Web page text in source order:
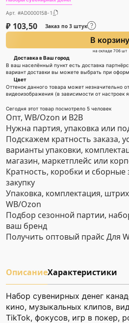
Арт. #AD0000158-1
₽ 103,50 Заказ по 3 штук
В корзину
на складе 706 шт
Доставка в Ваш город
В ваш населённый пункт есть доставка
вариант доставки вы можете выбрать при
Цвет
Оттенок данного товара может незначительно
видеоизображения (в зависимости от настроек
Сегодня этот товар посмотрело 5 человек
Опт, WB/Ozon и B2B
Нужна партия, упаковка или
Подскажем кратность заказа,
варианты упаковки,
магазин, маркетплейс или
Кратность, коробки и
закупку
Упаковка, комплектация,
WB/Ozon
Подбор сезонной партии,
ваш бренд
Получить оптовый прайс Для
ОписаниеХарактеристики
Набор сувенирных денег
кино, музыкальных клипов,
TikTok, фокусов, игр в покер,